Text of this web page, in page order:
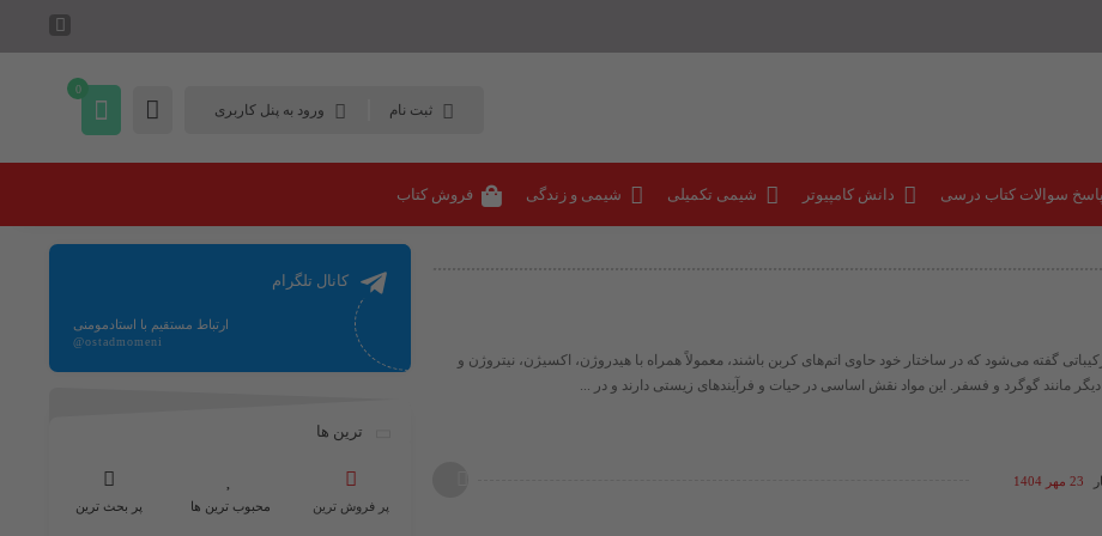
ثبت نام ورود به پنل کاربری
0
پاسخ سوالات کتاب درسی دانش کامپیوتر شیمی تکمیلی شیمی و زندگی فروش کتاب
گفته می‌شود که در ساختار خود حاوی اتم‌های کربن باشند، معمولاً همراه با هیدروژن، اکسیژن، نیتروژن و
مانند گوگرد و فسفر. این مواد نقش اساسی در حیات و فرآیندهای زیستی دارند و در ...
23 مهر 1404
کانال تلگرام
ارتباط مستقیم با استادمومنی
@ostadmomeni
ترین ها
پر فروش ترین محبوب ترین ها پر بحث ترین